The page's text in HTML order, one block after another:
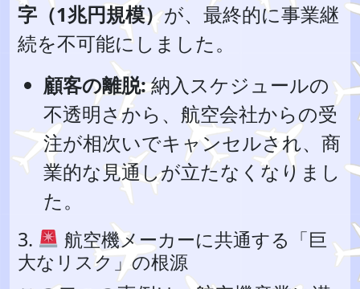
字（1兆円規模） が、最終的に事業継
続を不可能にしました。
顧客の離脱: 納入スケジュールの
不透明さから、航空会社からの受
注が相次いでキャンセルされ、商
業的な見通しが立たなくなりまし
た。
3.
航空機メーカーに共通する「巨
大なリスク」の根源